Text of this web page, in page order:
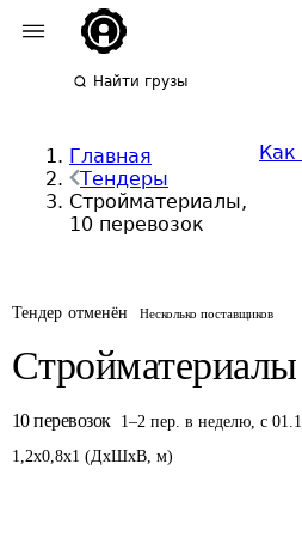
Найти грузы
Главная
Тендеры
Стройматериалы,
10 перевозок
Как
Тендер отменён Несколько поставщиков
Стройматериалы
10 перевозок 1–2 пер. в неделю, с
1,2x0,8x1 (ДxШxВ, м)